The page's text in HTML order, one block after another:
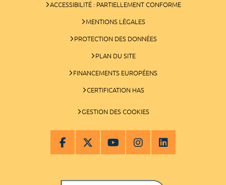
ACCESSIBILITÉ : PARTIELLEMENT CONFORME
MENTIONS LÉGALES
PROTECTION DES DONNÉES
PLAN DU SITE
FINANCEMENTS EUROPÉENS
CERTIFICATION HAS
GESTION DES COOKIES